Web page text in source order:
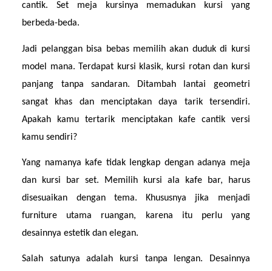
cantik. Set meja kursinya memadukan kursi yang
berbeda-beda.
Jadi pelanggan bisa bebas memilih akan duduk di kursi
model mana. Terdapat kursi klasik, kursi rotan dan kursi
panjang tanpa sandaran. Ditambah lantai geometri
sangat khas dan menciptakan daya tarik tersendiri.
Apakah kamu tertarik menciptakan kafe cantik versi
kamu sendiri?
Yang namanya kafe tidak lengkap dengan adanya meja
dan kursi bar set. Memilih kursi ala kafe bar, harus
disesuaikan dengan tema. Khususnya jika menjadi
furniture utama ruangan, karena itu perlu yang
desainnya estetik dan elegan.
Salah satunya adalah kursi tanpa lengan. Desainnya